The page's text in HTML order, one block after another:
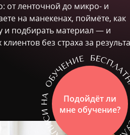
от ленточной до микро- и
на манекенах, поймёте, как
и подбирать материал — и
без страха за
Подойдёт ли
мне обучение?